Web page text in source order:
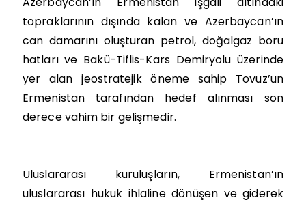
topraklarının dışında kalan ve Azerbaycan’ın
can damarını oluşturan petrol, doğalgaz boru
hatları ve Bakü-Tiflis-Kars Demiryolu üzerinde
yer alan jeostratejik öneme sahip Tovuz’un
Ermenistan tarafından hedef alınması son
derece vahim bir gelişmedir.
Uluslararası kuruluşların, Ermenistan’ın
uluslararası hukuk ihlaline dönüşen ve giderek